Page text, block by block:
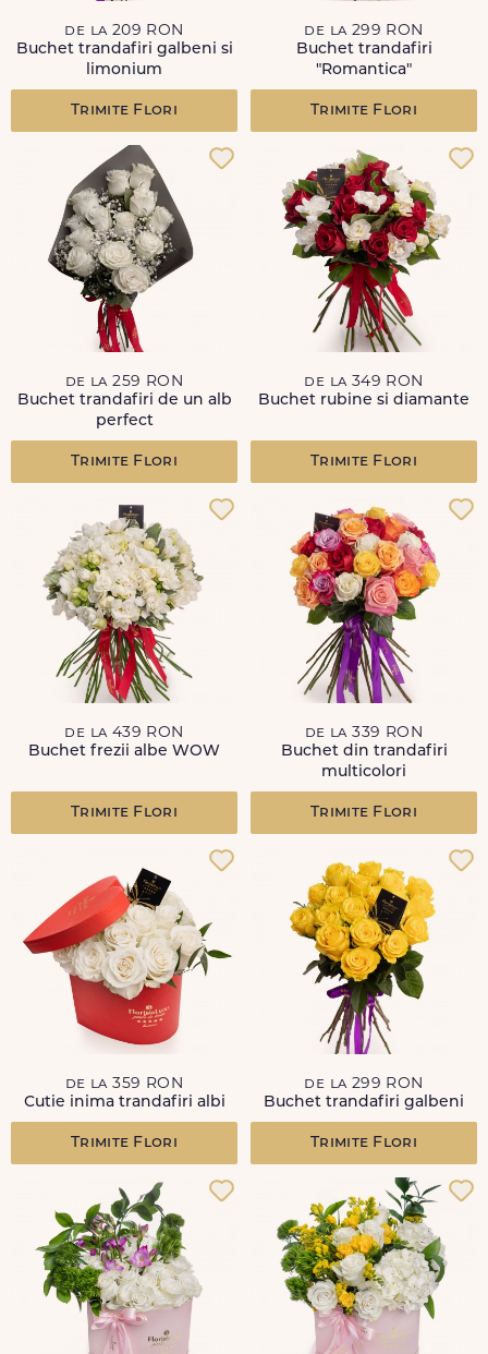
de la 209 RON
Buchet trandafiri galbeni si
limonium
Trimite Flori
de la 299 RON
Buchet trandafiri
"Romantica"
Trimite Flori
de la 259 RON
Buchet trandafiri de un alb
perfect
Trimite Flori
de la 349 RON
Buchet rubine si diamante
Trimite Flori
de la 439 RON
Buchet frezii albe WOW
Trimite Flori
de la 339 RON
Buchet din trandafiri
multicolori
Trimite Flori
de la 359 RON
Cutie inima trandafiri albi
Trimite Flori
de la 299 RON
Buchet trandafiri galbeni
Trimite Flori